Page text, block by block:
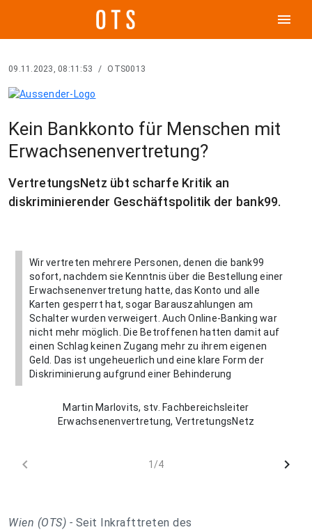
menu
09.11.2023, 08:11:53 / OTS0013
Kein Bankkonto für Menschen mit
Erwachsenenvertretung?
VertretungsNetz übt scharfe Kritik an
diskriminierender Geschäftspolitik der bank99.
Wir vertreten mehrere Personen, denen die bank99
sofort, nachdem sie Kenntnis über die Bestellung einer
Erwachsenenvertretung hatte, das Konto und alle
Karten gesperrt hat, sogar Barauszahlungen am
Schalter wurden verweigert. Auch Online-Banking war
nicht mehr möglich. Die Betroffenen hatten damit auf
einen Schlag keinen Zugang mehr zu ihrem eigenen
Geld. Das ist ungeheuerlich und eine klare Form der
Diskriminierung aufgrund einer Behinderung
Martin Marlovits, stv. Fachbereichsleiter
Erwachsenenvertretung, VertretungsNetz
chevron_left 1/4 chevron_right
Wien (OTS) - Seit Inkrafttreten des